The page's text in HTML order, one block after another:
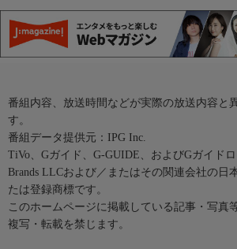
番組内容、放送時間などが実際の放送内容と
す。
番組データ提供元：IPG Inc.
TiVo、Gガイド、G-GUIDE、およびGガイド
Brands LLCおよび／またはその関連会社の日
たは登録商標です。
このホームページに掲載している記事・写真
複写・転載を禁じます。